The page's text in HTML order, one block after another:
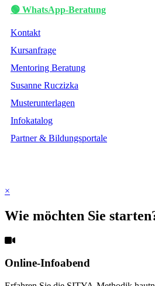
🟢 WhatsApp-Beratung
Kontakt
Kursanfrage
Mentoring Beratung
Susanne Ruczizka
Musterunterlagen
Infokatalog
Partner & Bildungsportale
×
Wie möchten Sie
Online-Infoabend